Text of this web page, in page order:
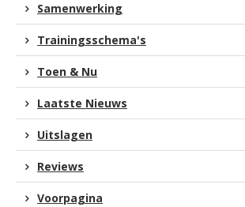
Samenwerking
Trainingsschema's
Toen & Nu
Laatste Nieuws
Uitslagen
Reviews
Voorpagina